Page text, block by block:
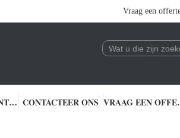
Vraag een
KWALITEITSCONTROLE CONTACTEER ONS